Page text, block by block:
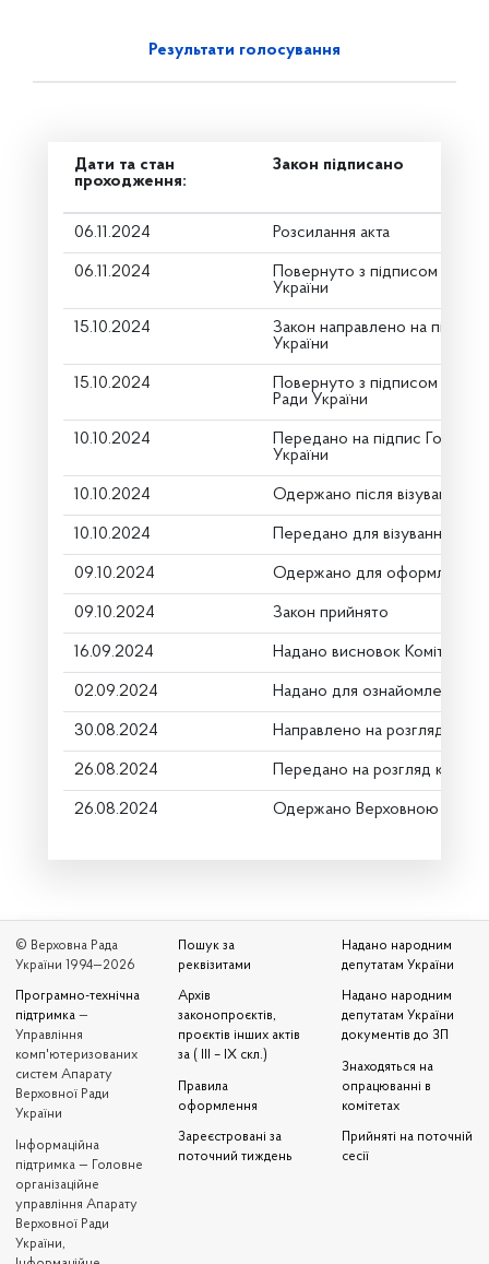
Результати голосування
Дати та стан
проходження:
Закон підписано
06.11.2024 Розсилання акта
06.11.2024
Повернуто з підписом від
України
15.10.2024
Закон направлено на підпис
України
15.10.2024
Повернуто з підписом
Ради України
10.10.2024
Передано на підпис Голові
України
10.10.2024 Одержано після візування
10.10.2024 Передано для візування в
09.10.2024 Одержано для оформлення
09.10.2024 Закон прийнято
16.09.2024 Надано висновок Комітету
02.09.2024 Надано для ознайомлення
30.08.2024 Направлено на розгляд
26.08.2024 Передано на розгляд
26.08.2024 Одержано Верховною Радою
© Верховна Рада
України 1994—2026
Програмно-технічна
підтримка —
Управління
комп'ютеризованих
систем Апарату
Верховної Ради
України
Iнформаційна
підтримка — Головне
організаційне
управління Апарату
Верховної Ради
України,
Пошук за
реквізитами
Архів
законопроєктів,
проєктів інших актів
за ( III – IX скл.)
Правила
оформлення
Зареєстровані за
поточний тиждень
Надано народним
депутатам України
Надано народним
депутатам України
документів до ЗП
Знаходяться на
опрацюванні в
комітетах
Прийняті на поточній
сесії